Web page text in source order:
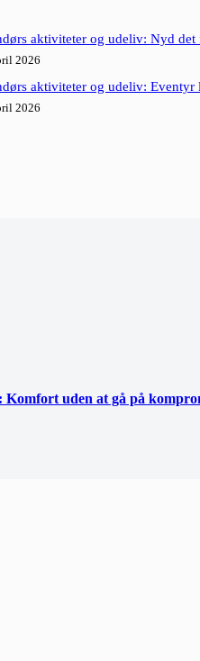
aktiviteter og udeliv: Nyd det
2026
aktiviteter og udeliv: Eventyr
2026
uden at gå på